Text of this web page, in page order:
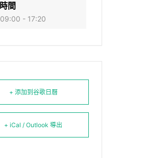
時間
09:00 - 17:20
+ 添加到谷歌日曆
+ iCal / Outlook 導出